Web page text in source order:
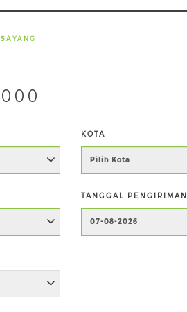
KOTA
TANGGAL PENGIRIMAN